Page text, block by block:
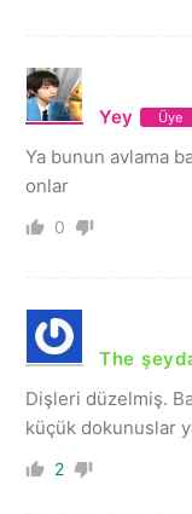
Yey Üye
Ya bunun avlama
onlar
0
The
Dişleri düzelmiş.
küçük dokunuslar
2